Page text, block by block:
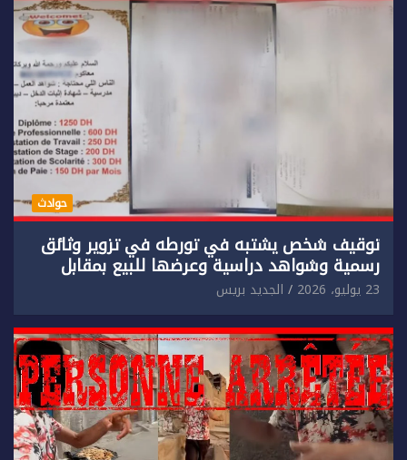
حوادث
توقيف شخص يشتبه في تورطه في تزوير وثائق
رسمية وشواهد دراسية وعرضها للبيع بمقابل
مادي.
23 يوليو، 2026 الجديد بريس